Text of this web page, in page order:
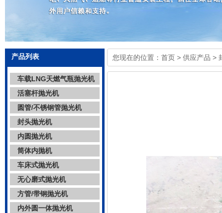
产品列表
车载LNG天燃气瓶抛光机
活塞杆抛光机
圆管/不锈钢管抛光机
封头抛光机
内圆抛光机
筒体内抛机
车床式抛光机
无心磨式抛光机
方管/带钢抛光机
内外圆一体抛光机
您现在的位置： 首页 > 供应产品 >